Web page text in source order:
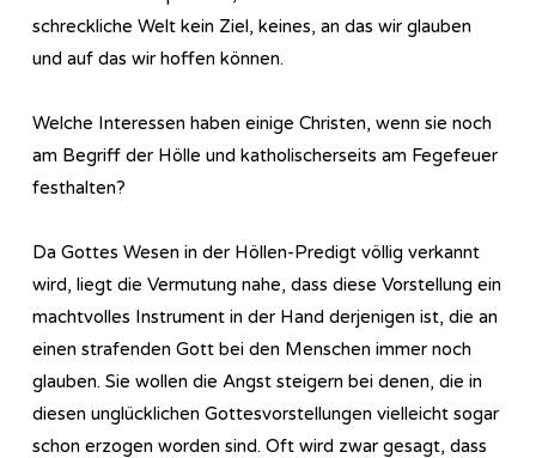
schreckliche Welt kein Ziel, keines, an das wir glauben
und auf das wir hoffen können.
Welche Interessen haben einige Christen, wenn sie noch
am Begriff der Hölle und katholischerseits am Fegefeuer
festhalten?
Da Gottes Wesen in der Höllen-Predigt völlig verkannt
wird, liegt die Vermutung nahe, dass diese Vorstellung ein
machtvolles Instrument in der Hand derjenigen ist, die an
einen strafenden Gott bei den Menschen immer noch
glauben. Sie wollen die Angst steigern bei denen, die in
diesen unglücklichen Gottesvorstellungen vielleicht sogar
schon erzogen worden sind. Oft wird zwar gesagt, dass